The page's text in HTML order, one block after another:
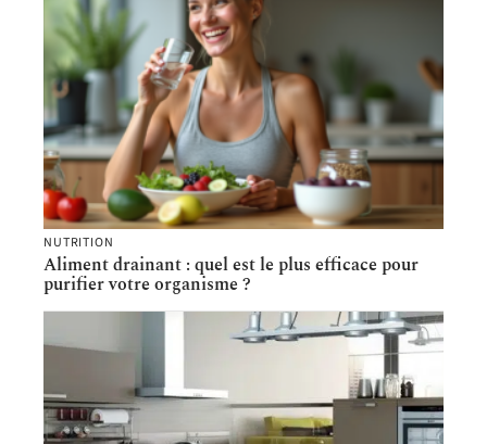
NUTRITION
Aliment drainant : quel est le plus efficace pour
purifier votre organisme ?